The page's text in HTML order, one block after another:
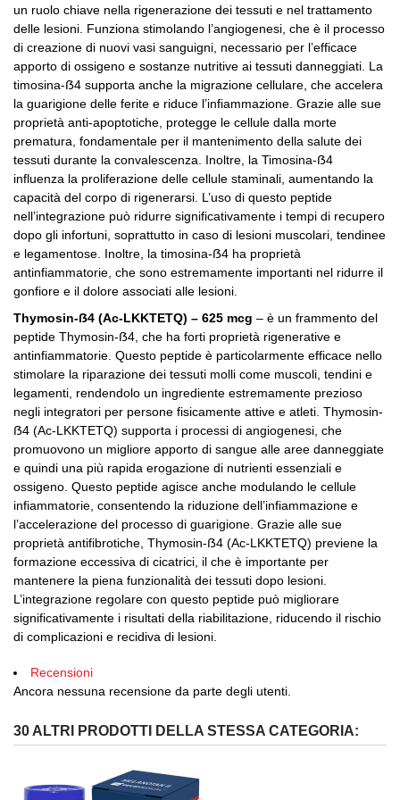
un ruolo chiave nella rigenerazione dei tessuti e nel trattamento
delle lesioni. Funziona stimolando l’angiogenesi, che è il processo
di creazione di nuovi vasi sanguigni, necessario per l’efficace
apporto di ossigeno e sostanze nutritive ai tessuti danneggiati. La
timosina-ẞ4 supporta anche la migrazione cellulare, che accelera
la guarigione delle ferite e riduce l’infiammazione. Grazie alle sue
proprietà anti-apoptotiche, protegge le cellule dalla morte
prematura, fondamentale per il mantenimento della salute dei
tessuti durante la convalescenza. Inoltre, la Timosina-ẞ4
influenza la proliferazione delle cellule staminali, aumentando la
capacità del corpo di rigenerarsi. L’uso di questo peptide
nell’integrazione può ridurre significativamente i tempi di recupero
dopo gli infortuni, soprattutto in caso di lesioni muscolari, tendinee
e legamentose. Inoltre, la timosina-ẞ4 ha proprietà
antinfiammatorie, che sono estremamente importanti nel ridurre il
gonfiore e il dolore associati alle lesioni.
Thymosin-ẞ4 (Ac-LKKTETQ) – 625 mcg – è un frammento del
peptide Thymosin-ẞ4, che ha forti proprietà rigenerative e
antinfiammatorie. Questo peptide è particolarmente efficace nello
stimolare la riparazione dei tessuti molli come muscoli, tendini e
legamenti, rendendolo un ingrediente estremamente prezioso
negli integratori per persone fisicamente attive e atleti. Thymosin-
ẞ4 (Ac-LKKTETQ) supporta i processi di angiogenesi, che
promuovono un migliore apporto di sangue alle aree danneggiate
e quindi una più rapida erogazione di nutrienti essenziali e
ossigeno. Questo peptide agisce anche modulando le cellule
infiammatorie, consentendo la riduzione dell’infiammazione e
l’accelerazione del processo di guarigione. Grazie alle sue
proprietà antifibrotiche, Thymosin-ẞ4 (Ac-LKKTETQ) previene la
formazione eccessiva di cicatrici, il che è importante per
mantenere la piena funzionalità dei tessuti dopo lesioni.
L’integrazione regolare con questo peptide può migliorare
significativamente i risultati della riabilitazione, riducendo il rischio
di complicazioni e recidiva di lesioni.
Recensioni
Ancora nessuna recensione da parte degli utenti.
30 ALTRI PRODOTTI DELLA STESSA CATEGORIA: